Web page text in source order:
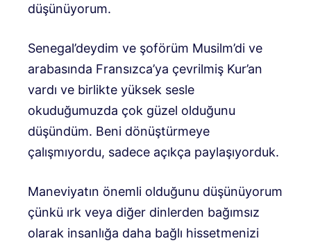
düşünüyorum.
Senegal’deydim ve şoförüm Musilm’di ve
arabasında Fransızca’ya çevrilmiş Kur’an
vardı ve birlikte yüksek sesle
okuduğumuzda çok güzel olduğunu
düşündüm. Beni dönüştürmeye
çalışmıyordu, sadece açıkça paylaşıyorduk.
Maneviyatın önemli olduğunu düşünüyorum
çünkü ırk veya diğer dinlerden bağımsız
olarak insanlığa daha bağlı hissetmenizi